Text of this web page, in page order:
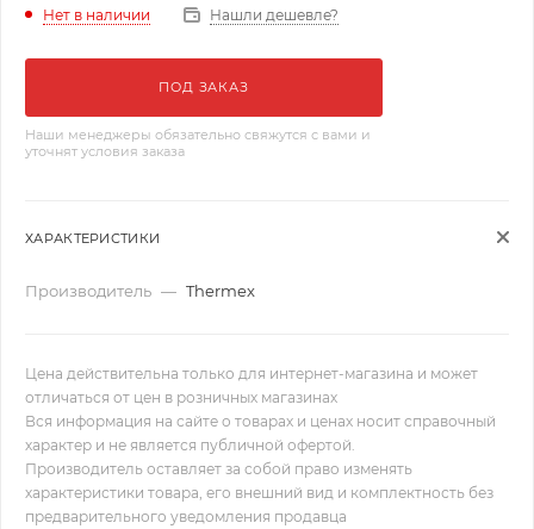
Нет в наличии Нашли дешевле?
ПОД ЗАКАЗ
Наши менеджеры обязательно свяжутся с вами и
уточнят условия заказа
ХАРАКТЕРИСТИКИ
Производитель — Thermex
Цена действительна только для интернет-магазина и может
отличаться от цен в розничных магазинах
Вся информация на сайте о товарах и ценах носит справочный
характер и не является публичной офертой.
Производитель оставляет за собой право изменять
характеристики товара, его внешний вид и комплектность без
предварительного уведомления продавца